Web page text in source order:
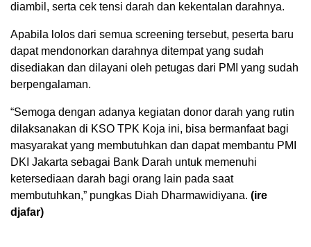
diambil, serta cek tensi darah dan kekentalan darahnya.
Apabila lolos dari semua screening tersebut, peserta baru
dapat mendonorkan darahnya ditempat yang sudah
disediakan dan dilayani oleh petugas dari PMI yang sudah
berpengalaman.
“Semoga dengan adanya kegiatan donor darah yang rutin
dilaksanakan di KSO TPK Koja ini, bisa bermanfaat bagi
masyarakat yang membutuhkan dan dapat membantu PMI
DKI Jakarta sebagai Bank Darah untuk memenuhi
ketersediaan darah bagi orang lain pada saat
membutuhkan,” pungkas Diah Dharmawidiyana. (ire
djafar)